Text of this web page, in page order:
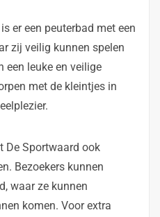
er een peuterbad met een
zij veilig kunnen spelen
een leuke en veilige
met de kleintjes in
De Sportwaard ook
Bezoekers kunnen
waar ze kunnen
komen. Voor extra